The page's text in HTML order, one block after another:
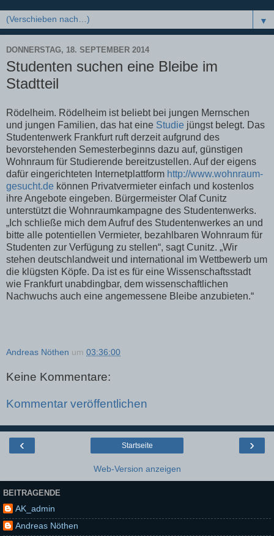
▼
DONNERSTAG, 18. SEPTEMBER 2014
Studenten suchen eine Bleibe im
Stadtteil
Rödelheim. Rödelheim ist beliebt bei jungen Mernschen
und jungen Familien, das hat eine Studie jüngst belegt. Das
Studentenwerk Frankfurt ruft derzeit aufgrund des
bevorstehenden Semesterbeginns dazu auf, günstigen
Wohnraum für Studierende bereitzustellen. Auf der eigens
dafür eingerichteten Internetplattform http://www.wohnraum-
gesucht.de können Privatvermieter einfach und kostenlos
ihre Angebote eingeben. Bürgermeister Olaf Cunitz
unterstützt die Wohnraumkampagne des Studentenwerks.
„Ich schließe mich dem Aufruf des Studentenwerkes an und
bitte alle potentiellen Vermieter, bezahlbaren Wohnraum für
Studenten zur Verfügung zu stellen“, sagt Cunitz. „Wir
stehen deutschlandweit und international im Wettbewerb um
die klügsten Köpfe. Da ist es für eine Wissenschaftsstadt
wie Frankfurt unabdingbar, dem wissenschaftlichen
Nachwuchs auch eine angemessene Bleibe anzubieten.“
Andreas Nöthen um 03:36:00
Keine Kommentare:
Kommentar veröffentlichen
‹ ›
Startseite
Web-Version anzeigen
BEITRAGENDE
AK_admin
Andreas Nöthen